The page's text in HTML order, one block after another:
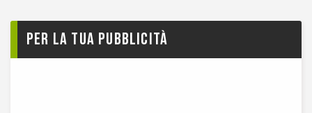
Per la tua pubblicità